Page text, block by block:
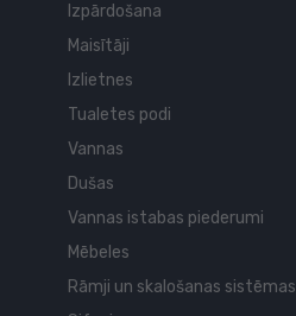
Izpārdošana
Maisītāji
Izlietnes
Tualetes podi
Vannas
Dušas
Vannas istabas piederumi
Mēbeles
Rāmji un skalošanas sistēmas